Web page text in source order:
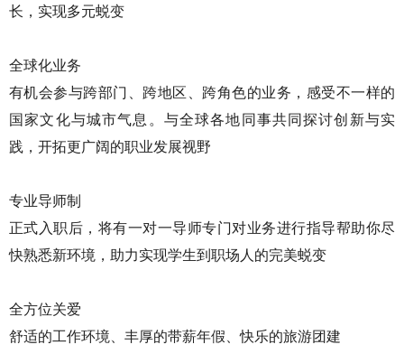
长，实现多元蜕变
全球化业务
有机会参与跨部门、跨地区、跨角色的业务，感受不一样的
国家文化与城市气息。与全球各地同事共同探讨创新与实
践，开拓更广阔的职业发展视野
专业导师制
正式入职后，将有一对一导师专门对业务进行指导帮助你尽
快熟悉新环境，助力实现学生到职场人的完美蜕变
全方位关爱
舒适的工作环境、丰厚的带薪年假、快乐的旅游团建